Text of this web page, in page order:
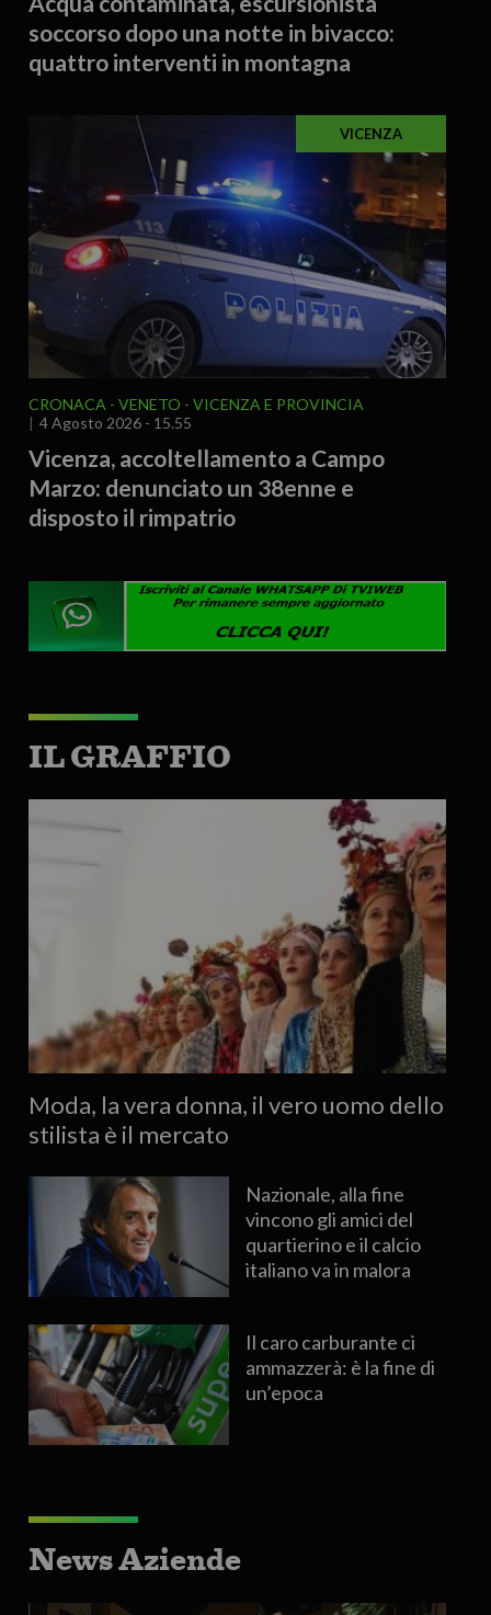
soccorso dopo una notte in bivacco:
quattro interventi in montagna
VICENZA
CRONACA VENETO
VICENZA E PROVINCIA
4 Agosto 2026 - 15.55
Vicenza, accoltellamento a Campo
Marzo: denunciato un 38enne e
disposto il rimpatrio
IL GRAFFIO
Moda, la vera donna, il vero uomo dello
stilista è il mercato
Nazionale, alla fine
vincono gli amici del
quartierino e il calcio
italiano va in malora
Il caro carburante ci
ammazzerà: è la fine di
un’epoca
News Aziende